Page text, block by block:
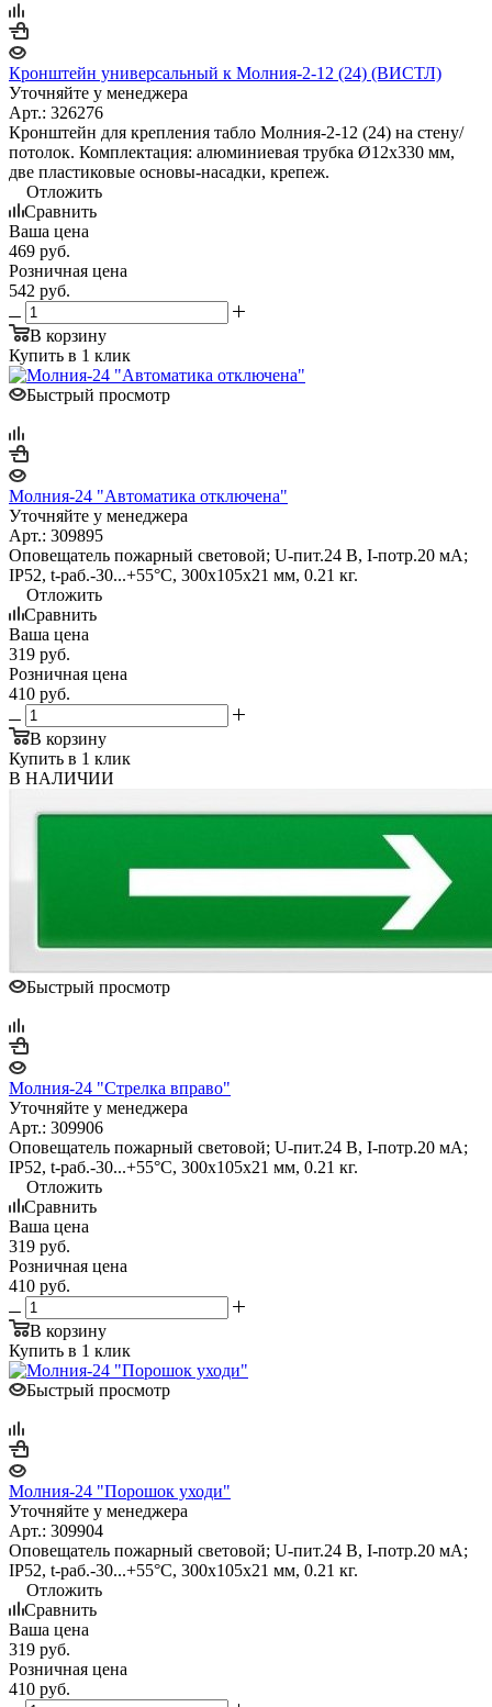
Кронштейн универсальный к Молния-2-12 (24) (ВИСТЛ)
Уточняйте у менеджера
Арт.: 326276
Кронштейн для крепления табло Молния-2-12 (24) на стену/
потолок. Комплектация: алюминиевая трубка Ø12х330 мм,
две пластиковые основы-насадки, крепеж.
Отложить
Сравнить
Ваша цена
469 руб.
Розничная цена
542 руб.
В корзину
Купить в 1 клик
Быстрый просмотр
Молния-24 "Автоматика отключена"
Уточняйте у менеджера
Арт.: 309895
Оповещатель пожарный световой; U-пит.24 В, I-потр.20 мА;
IP52, t-раб.-30...+55°С, 300х105х21 мм, 0.21 кг.
Отложить
Сравнить
Ваша цена
319 руб.
Розничная цена
410 руб.
В корзину
Купить в 1 клик
В НАЛИЧИИ
Быстрый просмотр
Молния-24 "Стрелка вправо"
Уточняйте у менеджера
Арт.: 309906
Оповещатель пожарный световой; U-пит.24 В, I-потр.20 мА;
IP52, t-раб.-30...+55°С, 300х105х21 мм, 0.21 кг.
Отложить
Сравнить
Ваша цена
319 руб.
Розничная цена
410 руб.
В корзину
Купить в 1 клик
Быстрый просмотр
Молния-24 "Порошок уходи"
Уточняйте у менеджера
Арт.: 309904
Оповещатель пожарный световой; U-пит.24 В, I-потр.20 мА;
IP52, t-раб.-30...+55°С, 300х105х21 мм, 0.21 кг.
Отложить
Сравнить
Ваша цена
319 руб.
Розничная цена
410 руб.